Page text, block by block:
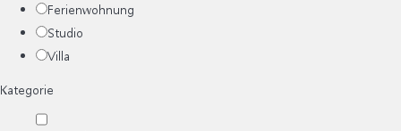
Ferienwohnung
Studio
Villa
Kategorie